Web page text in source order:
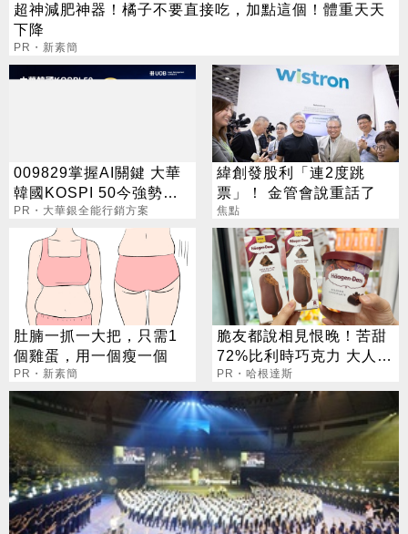
超神減肥神器！橘子不要直接吃，加點這個！體重天天
下降
PR・新素簡
009829掌握AI關鍵 大華
韓國KOSPI 50今強勢開
募
PR・大華銀全能行銷方案
緯創發股利「連2度跳
票」！ 金管會說重話了
焦點
肚腩一抓一大把，只需1
個雞蛋，用一個瘦一個
PR・新素簡
脆友都說相見恨晚！苦甜
72%比利時巧克力 大人味
爆紅！
PR・哈根達斯